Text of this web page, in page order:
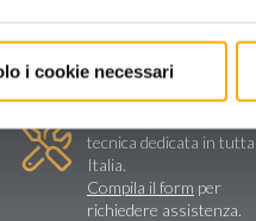
i cookie necessari
Assistenza tecnica
tecnica dedicata in tutta
Italia.
Compila il form per
richiedere assistenza.